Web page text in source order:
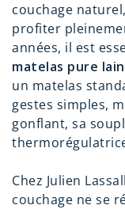
couchage
profiter
années, il est
matelas pure
un matelas
gestes simples,
gonflant, sa
Chez Julien
couchage ne se